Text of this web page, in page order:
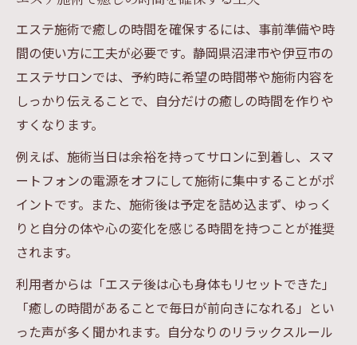
エステ施術で癒しの時間を確保するには、事前準備や時
間の使い方に工夫が必要です。静岡県沼津市や伊豆市の
エステサロンでは、予約時に希望の時間帯や施術内容を
しっかり伝えることで、自分だけの癒しの時間を作りや
すくなります。
例えば、施術当日は余裕を持ってサロンに到着し、スマ
ートフォンの電源をオフにして施術に集中することがポ
イントです。また、施術後は予定を詰め込まず、ゆっく
りと自分の体や心の変化を感じる時間を持つことが推奨
されます。
利用者からは「エステ後は心も身体もリセットできた」
「癒しの時間があることで毎日が前向きになれる」とい
った声が多く聞かれます。自分なりのリラックスルール